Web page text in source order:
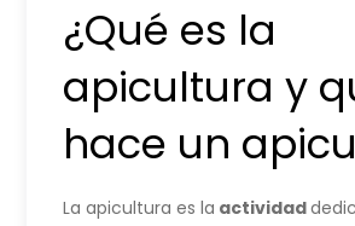
¿Qué es la
apicultura y
hace un
La apicultura es la actividad